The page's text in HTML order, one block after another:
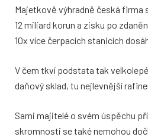
Majetkově výhradně česká firma
12 miliard korun a zisku po
10x více čerpacích stanicích
V čem tkví podstata tak
daňový sklad, tu nejlevnější
Sami majitelé o svém úspěchu
skromnosti se také nemohou